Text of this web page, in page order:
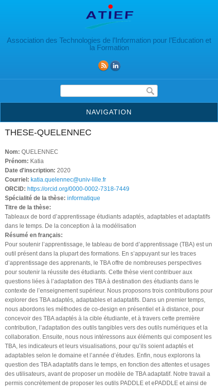
Association des Technologies de l’Information pour l’Education et
la Formation
Formulaire de recherche
NAVIGATION
THESE-QUELENNEC
Nom: QUELENNEC
Prénom: Katia
Date d'inscription: 2020
Courriel: katia.quelennec@univ-lille.fr
ORCID: https://orcid.org/0000-0002-7318-7449
Spécialité de la thèse: informatique
Titre de la thèse:
Tableaux de bord d’apprentissage étudiants adaptés, adaptables et adaptatifs
dans le temps. De la conception à la modélisation
Résumé en français:
Pour soutenir l’apprentissage, le tableau de bord d’apprentissage (TBA) est un
outil présent dans la plupart des formations. En s’appuyant sur les traces
d’apprentissage des apprenants, le TBA offre de nombreuses perspectives
pour soutenir la réussite des étudiants. Cette thèse vient contribuer aux
questions liées à l’adaptation des TBA à destination des étudiants dans le
contexte de l’enseignement supérieur. Nous proposons trois contributions pour
explorer des TBA adaptés, adaptables et adaptatifs. Dans un premier temps,
nous abordons les méthodes de co-design en présentiel et à distance, pour
concevoir des TBA adaptés à la cible étudiante, et à travers cette première
contribution, l’adaptation des outils tangibles vers des outils numériques et la
collaboration. Ensuite, nous nous intéressons aux éléments qui composent les
TBA, les indicateurs et leurs visualisations, pour qu’ils soient adaptés et
adaptables selon le domaine et l’année d’études. Enfin, nous explorons la
question des TBA adaptatifs dans le temps, en fonction des attentes et usages
des utilisateurs, avant de proposer un modèle de TBA adaptatif. Notre travail a
permis concrètement de proposer les outils PADDLE et ePADDLE et ainsi de